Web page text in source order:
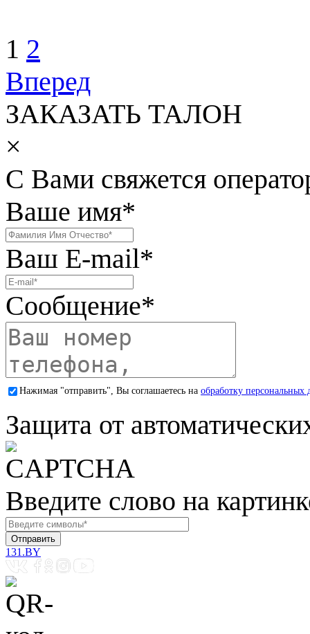
1 2
Вперед
ЗАКАЗАТЬ ТАЛОН
×
С Вами свяжется
Ваше имя*
Ваш E-mail*
Сообщение*
Нажимая "отправить", Вы соглашаетесь на обработку персональных
Защита от
Введите слово на
131.BY